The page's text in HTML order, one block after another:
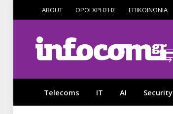
ABOUT ΟΡΟΙ ΧΡΗΣΗΣ ΕΠΙΚΟΙΝΩΝΙΑ
Telecoms IT AI Security